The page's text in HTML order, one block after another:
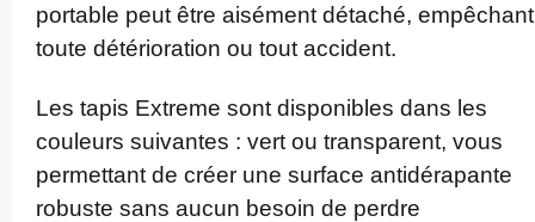
portable peut être aisément détaché, empêchant
toute dé­té­rioration ou tout accident.
Les tapis Extreme sont disponibles dans les
couleurs suivantes : vert ou transparent, vous
permettant de créer une surface antidé­rapante
robuste sans aucun besoin de perdre